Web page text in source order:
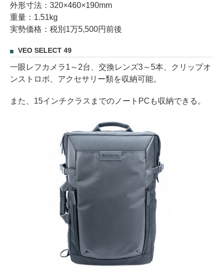
外形寸法：320×460×190mm
重量：1.51kg
実勢価格：税別1万5,500円前後
VEO SELECT 49
一眼レフカメラ1～2台、交換レンズ3～5本、クリップオ
ンストロボ、アクセサリー類を収納可能。
また、15インチクラスまでのノートPCも収納できる。